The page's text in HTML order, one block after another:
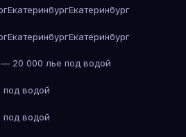
ЕкатеринбургЕкатеринбург
ЕкатеринбургЕкатеринбург
20 000 лье под водой
водой
водой